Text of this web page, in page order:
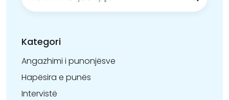
Kategori
Angazhimi i punonjësve
Hapësira e punës
Intervistë